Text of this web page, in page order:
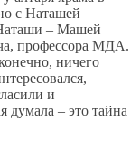
с Наташей
– Машей
профессора МДА.
ничего
и
думала – это тайна